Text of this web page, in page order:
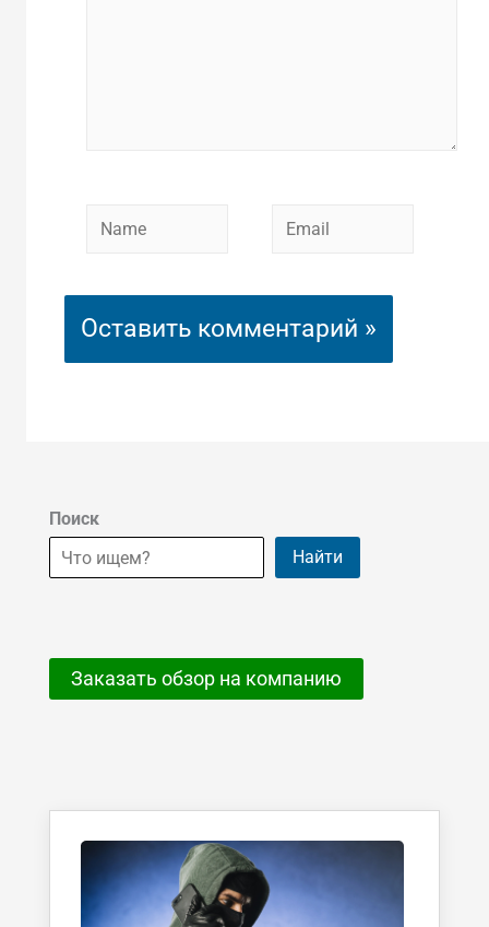
Name Email
Поиск
Найти
Заказать обзор на компанию